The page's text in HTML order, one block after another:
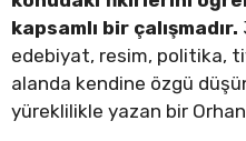
kapsamlı bir çalışmadır.
edebiyat, resim, politika,
alanda kendine özgü
yüreklilikle yazan bir